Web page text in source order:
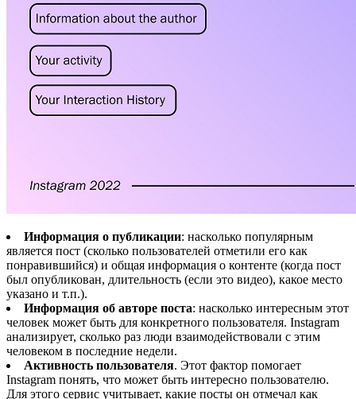
Информация о публикации: насколько популярным
является пост (сколько пользователей отметили его как
понравившийся) и общая информация о контенте (когда пост
был опубликован, длительность (если это видео), какое место
указано и т.п.).
Информация об авторе поста: насколько интересным этот
человек может быть для конкретного пользователя. Instagram
анализирует, сколько раз люди взаимодействовали с этим
человеком в последние недели.
Активность пользователя. Этот фактор помогает
Instagram понять, что может быть интересно пользователю.
Для этого сервис учитывает, какие посты он отмечал как